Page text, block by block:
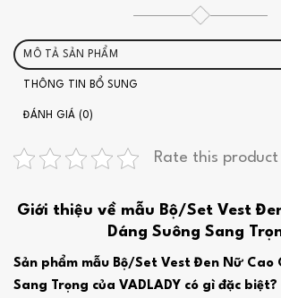
MÔ TẢ SẢN PHẨM
THÔNG TIN BỔ SUNG
ĐÁNH GIÁ (0)
Rate this product
Giới thiệu về mẫu Bộ/Set Vest
Dáng Suông Sang
Sản phẩm mẫu Bộ/Set Vest Đen Nữ Cao
Sang Trọng của VADLADY có gì đặc biệt?